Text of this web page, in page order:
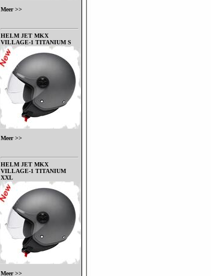
Meer >>
HELM JET MKX
VILLAGE-1 TITANIUM S
Meer >>
HELM JET MKX
VILLAGE-1 TITANIUM
XXL
Meer >>